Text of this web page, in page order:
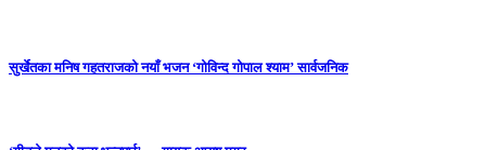
सुर्खेतका मनिष गहतराजको नयाँ भजन ‘गोविन्द गोपाल श्याम’ सार्वजनिक